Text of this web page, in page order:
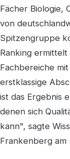
Fächer Biologie,
von
Spitzengruppe
Ranking
Fachbereiche
erstklassige
ist das Ergebnis
denen sich
kann", sagte
Frankenberg am